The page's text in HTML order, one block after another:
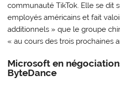
communauté TikTok. Elle se dit
employés américains et fait
additionnels » que le groupe
« au cours des trois prochaines
Microsoft en
ByteDance